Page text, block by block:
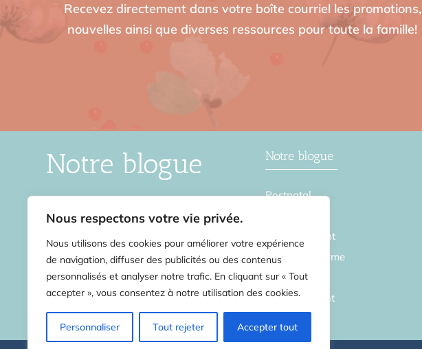
Nous respectons votre vie privée.
Nous utilisons des cookies pour améliorer votre expérience
de navigation, diffuser des publicités ou des contenus
personnalisés et analyser notre trafic. En cliquant sur « Tout
accepter », vous consentez à notre utilisation des cookies.
Personnaliser Tout rejeter Accepter tout
Recevez directement dans votre boîte courriel les promotions,
nouvelles ainsi que diverses ressources pour toute la famille!
Notre blogue
une ressource intéressante pour
apprendre davantage sur tout ce
qui touche la périnatalité.
Notre blogue
Postnatal
Accouchement
Remise en forme
Stress
Second parent